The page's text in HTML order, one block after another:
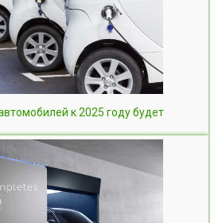
к 2025 году будет